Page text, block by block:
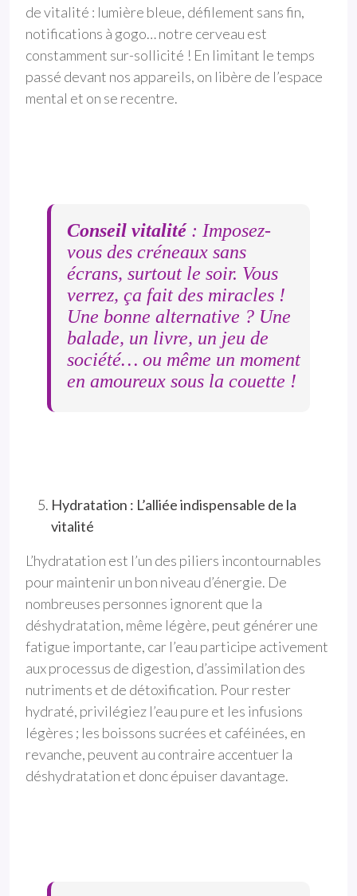
de vitalité : lumière bleue, défilement sans fin,
notifications à gogo… notre cerveau est
constamment sur-sollicité ! En limitant le temps
passé devant nos appareils, on libère de l’espace
mental et on se recentre.
Conseil vitalité: Imposez-
vous des créneaux sans
écrans, surtout le soir. Vous
verrez, ça fait des miracles !
Une bonne alternative ? Une
balade, un livre, un jeu de
société… ou même un moment
en amoureux sous la couette !
Hydratation : L’alliée indispensable de la
vitalité
L’hydratation est l’un des piliers incontournables
pour maintenir un bon niveau d’énergie. De
nombreuses personnes ignorent que la
déshydratation, même légère, peut générer une
fatigue importante, car l’eau participe activement
aux processus de digestion, d’assimilation des
nutriments et de détoxification. Pour rester
hydraté, privilégiez l’eau pure et les infusions
légères ; les boissons sucrées et caféinées, en
revanche, peuvent au contraire accentuer la
déshydratation et donc épuiser davantage.